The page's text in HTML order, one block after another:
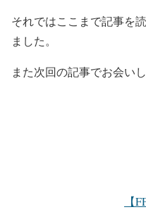
それではここまで記事を
ました。
また次回の記事でお会いし
【